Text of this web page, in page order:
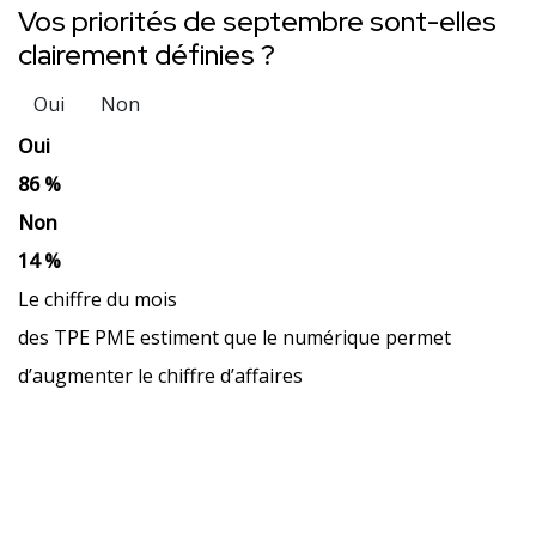
Vos priorités de septembre sont-elles
clairement définies ?
Oui
Non
Oui
86 %
Non
14 %
Le chiffre du mois
des TPE PME estiment que le numérique permet
d’augmenter le chiffre d’affaires